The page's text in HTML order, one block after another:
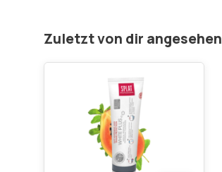
Zuletzt von dir angesehen